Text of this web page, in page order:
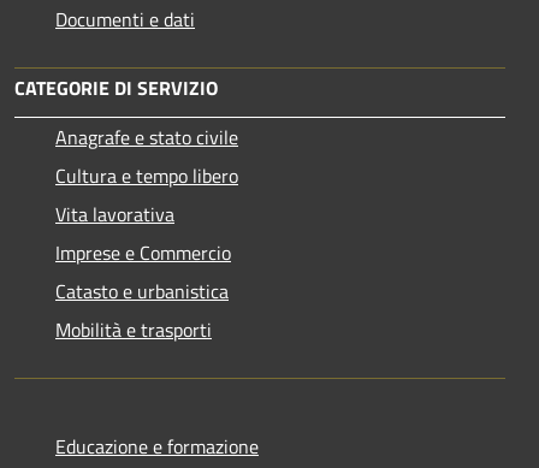
Documenti e dati
CATEGORIE DI SERVIZIO
Anagrafe e stato civile
Cultura e tempo libero
Vita lavorativa
Imprese e Commercio
Catasto e urbanistica
Mobilità e trasporti
Educazione e formazione